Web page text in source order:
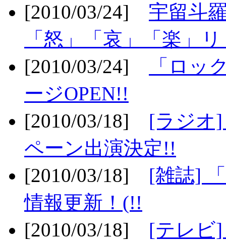
[2010/03/24] 宇留斗
「怒」「哀」「楽」
[2010/03/24]
「ロッ
ージOPEN!!
[2010/03/18] [ラジオ
ペーン出演決定!!
[2010/03/18] [雑誌]
情報更新！(!!
[2010/03/18] [テレビ